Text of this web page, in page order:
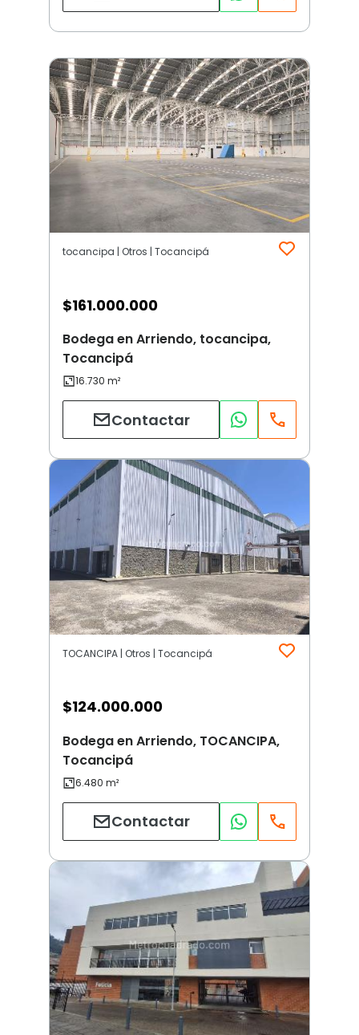
tocancipa | Otros | Tocancipá
$161.000.000
Bodega en Arriendo, tocancipa,
Tocancipá
Contactar
TOCANCIPA | Otros | Tocancipá
$124.000.000
Bodega en Arriendo, TOCANCIPA,
Tocancipá
Contactar